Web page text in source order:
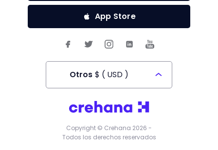
App Store
Otros $ ( USD )
Todos los derechos reservados